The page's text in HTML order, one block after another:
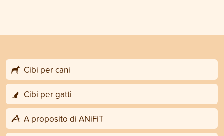
Cibi per cani
Cibi per gatti
A proposito di ANiFiT